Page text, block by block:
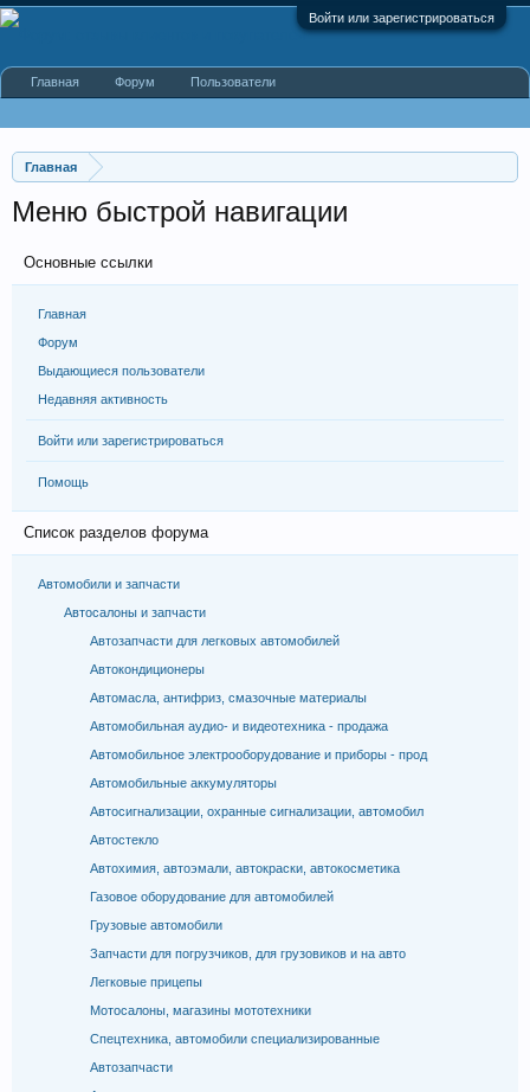
Войти или зарегистрироваться
Главная
Меню быстрой навигации
Основные ссылки
Главная
Форум
Выдающиеся пользователи
Недавняя активность
Войти или зарегистрироваться
Помощь
Список разделов форума
Автомобили и запчасти
Автосалоны и запчасти
Автозапчасти для легковых автомобилей
Автокондиционеры
Автомасла, антифриз, смазочные материалы
Автомобильная аудио- и видеотехника - продажа
Автомобильное электрооборудование и приборы - прод
Автомобильные аккумуляторы
Автосигнализации, охранные сигнализации, автомобил
Автостекло
Автохимия, автоэмали, автокраски, автокосметика
Газовое оборудование для автомобилей
Грузовые автомобили
Запчасти для погрузчиков, для грузовиков и на авто
Легковые прицепы
Мотосалоны, магазины мототехники
Спецтехника, автомобили специализированные
Автозапчасти
Главная Форум Пользователи